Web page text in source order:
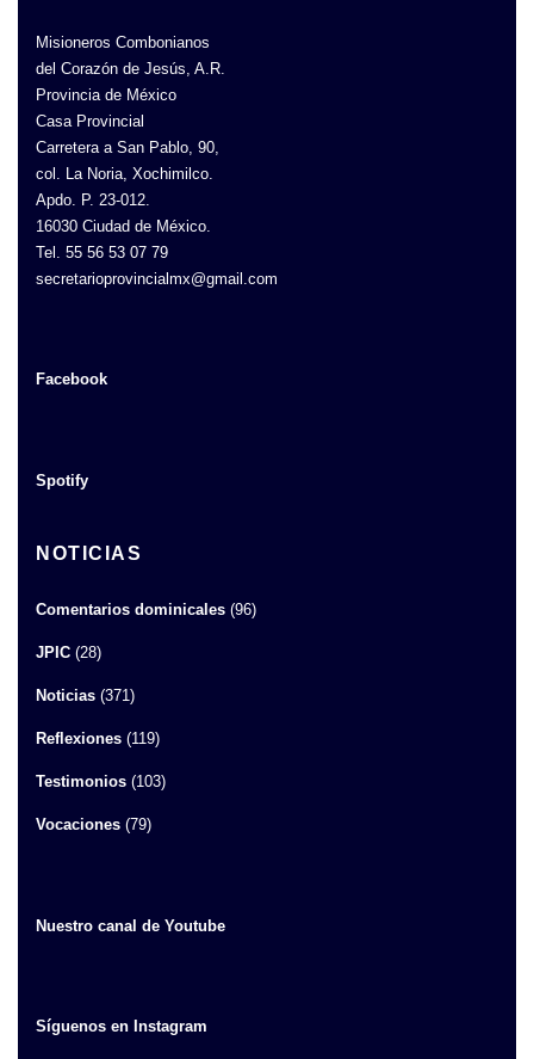
Misioneros Combonianos
del Corazón de Jesús, A.R.
Provincia de México
Casa Provincial
Carretera a San Pablo, 90,
col. La Noria, Xochimilco.
Apdo. P. 23-012.
16030 Ciudad de México.
Tel. 55 56 53 07 79
secretarioprovincialmx@gmail.com
Facebook
Spotify
NOTICIAS
Comentarios dominicales (96)
JPIC (28)
Noticias (371)
Reflexiones (119)
Testimonios (103)
Vocaciones (79)
Nuestro canal de Youtube
Síguenos en Instagram